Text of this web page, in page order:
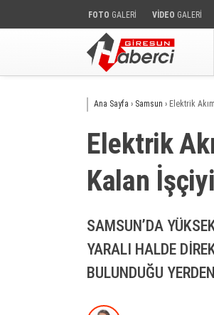
FOTO GALERİ VİDEO GALERİ
Ana Sayfa › Samsun › Elektri̇k
Elektri̇k
Kalan
SAMSUN’DA
YARALI HALDE
BULUNDUĞU